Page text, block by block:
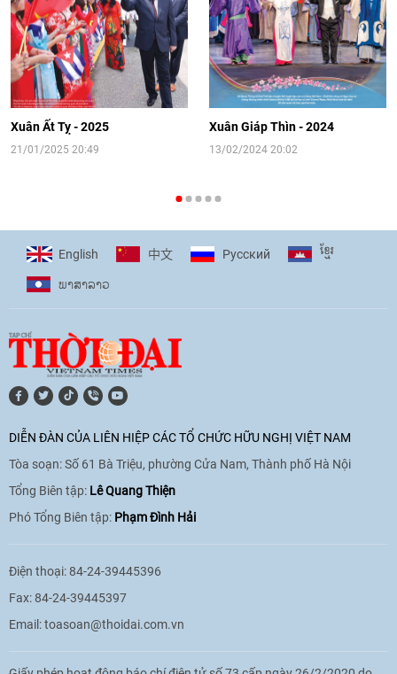
14:41|12/06/2026
[Video] Đối ngoại nhân dân Thủ đô
hướng tới kết nối hiệu quả nguồn lực
người Việt Nam ở nước ngoài
16:58|10/06/2026
phó với biến đổi khí hậu
17:07|09/06/2026
[Video] Lào dành ưu tiên hàng đầu cho
quan hệ với Việt Nam
11:01 |09/06/2026
[Video] Doanh nghiệp Hoa Kỳ hỗ trợ
Việt Nam xác định danh tính người mất
Xuân Ất Tỵ - 2025
21/01/2025 20:49
Xuân Giáp Thìn - 2024
13/02/2024 20:02
English 中文 Pусский ខ្មែរ
ພາ​ສາ​ລາວ
DIỄN ĐÀN CỦA LIÊN HIỆP CÁC TỔ CHỨC HỮU NGHỊ VIỆT NAM
Tòa soạn: Số 61 Bà Triệu, phường Cửa Nam, Thành phố Hà Nội
Tổng Biên tập: Lê Quang Thiện
Phó Tổng Biên tập: Phạm Đình Hải
Điện thoại: 84-24-39445396
Fax: 84-24-39445397
Email:toasoan@thoidai.com.vn